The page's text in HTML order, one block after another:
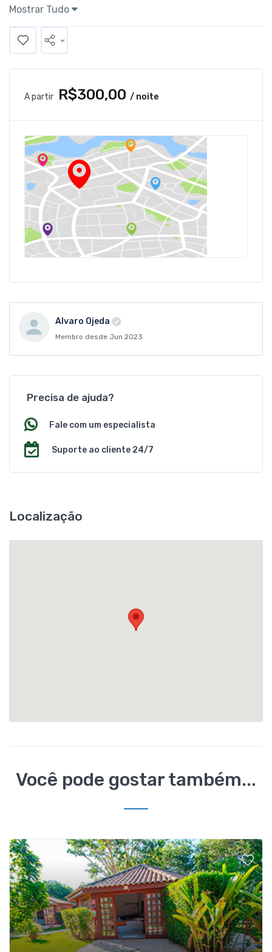
Mostrar Tudo
A partir R$300,00 / noite
Alvaro Ojeda
Membro desde Jun 2023
Precisa de ajuda?
Fale com um especialista
Suporte ao cliente 24/7
Localização
Você pode gostar também...